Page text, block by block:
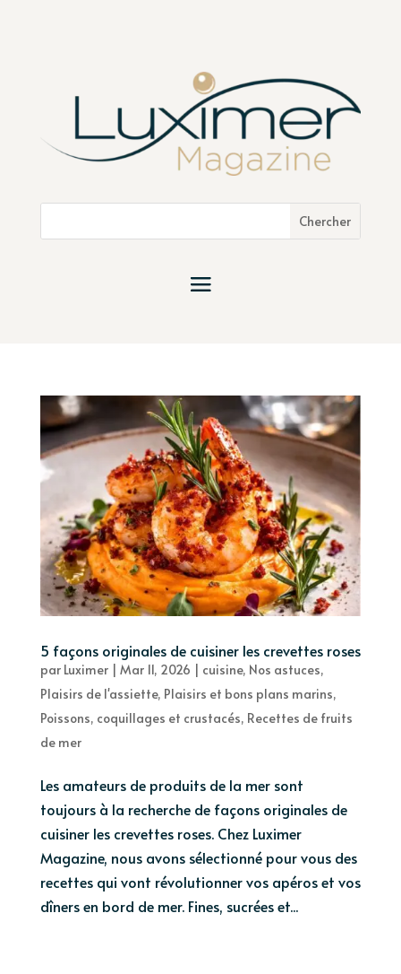
5 façons originales de cuisiner les crevettes roses
par Luximer| Mar 11, 2026 | cuisine, Nos astuces,
Plaisirs de l'assiette, Plaisirs et bons plans marins,
Poissons, coquillages et crustacés, Recettes de fruits
de mer
Les amateurs de produits de la mer sont
toujours à la recherche de façons originales de
cuisiner les crevettes roses. Chez Luximer
Magazine, nous avons sélectionné pour vous des
recettes qui vont révolutionner vos apéros et vos
dîners en bord de mer. Fines, sucrées et...